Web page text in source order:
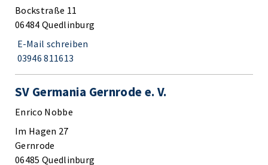
Bockstraße 11
06484 Quedlinburg
E-Mail schreiben
03946 811613
SV Germania Gernrode e. V.
Enrico Nobbe
Im Hagen 27
Gernrode
06485 Quedlinburg